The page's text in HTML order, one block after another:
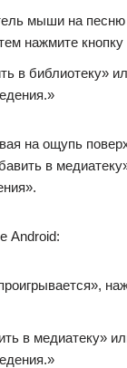
мыши на
нажмите кнопку
в библиотеку»
на ощупь
в
Android:
в медиатеку»